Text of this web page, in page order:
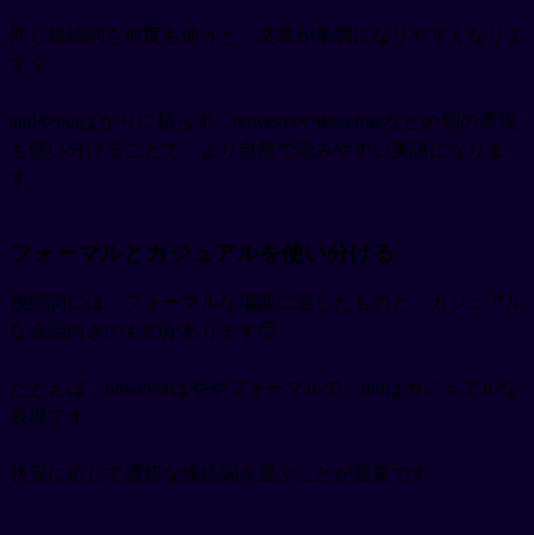
同じ接続詞を何度も使うと、文章が単調になりやすくなりま
す💡
andやbutばかりに頼らず、howeverやthereforeなどの別の表現
も使い分けることで、より自然で読みやすい英語になりま
す。
フォーマルとカジュアルを使い分ける
接続詞には、フォーマルな場面に適したものと、カジュアル
な会話向きのものがあります😊
たとえば、howeverはややフォーマルで、butはカジュアルな
表現です。
状況に応じて適切な接続詞を選ぶことが重要です。